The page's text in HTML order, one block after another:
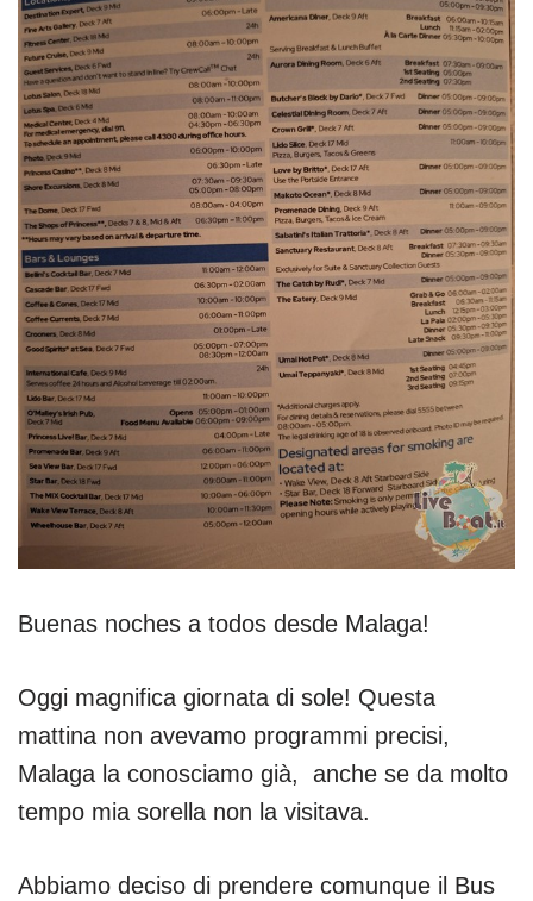
Buenas noches a todos desde Malaga!
Oggi magnifica giornata di sole! Questa
mattina non avevamo programmi precisi,
Malaga la conosciamo già, anche se da molto
tempo mia sorella non la visitava.
Abbiamo deciso di prendere comunque il Bus